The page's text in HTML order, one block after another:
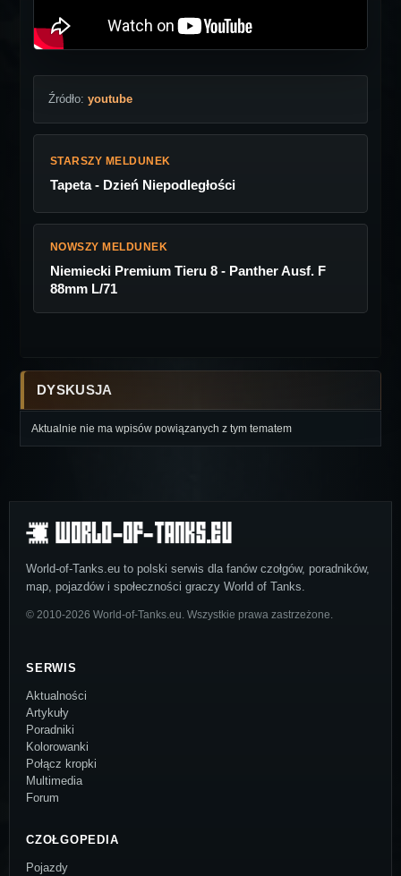
Źródło: youtube
STARSZY MELDUNEK
Tapeta - Dzień Niepodległości
NOWSZY MELDUNEK
Niemiecki Premium Tieru 8 - Panther Ausf. F
88mm L/71
DYSKUSJA
Aktualnie nie ma wpisów powiązanych z tym tematem
World-of-Tanks.eu to polski serwis dla fanów czołgów, poradników,
map, pojazdów i społeczności graczy World of Tanks.
© 2010-2026 World-of-Tanks.eu. Wszystkie prawa zastrzeżone.
SERWIS
Aktualności
Artykuły
Poradniki
Kolorowanki
Połącz kropki
Multimedia
Forum
CZOŁGOPEDIA
Pojazdy